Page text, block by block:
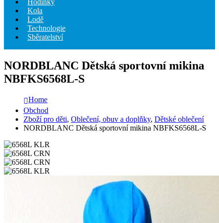
Hodinky
Kola
Lodě
Technologie
Sběratelství
NORDBLANC Dětská sportovní mikina
NBFKS6568L-S
Home
Obchod
Zboží pro děti, Oblečení, obuv a doplňky, Dětské oblečení
NORDBLANC Dětská sportovní mikina NBFKS6568L-S